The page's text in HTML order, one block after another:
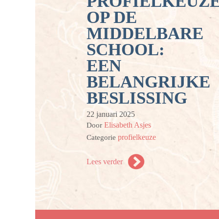
OP DE
MIDDELBARE
SCHOOL:
EEN
BELANGRIJKE
BESLISSING
22 januari 2025
Door Elisabeth Asjes
Categorie profielkeuze
Lees verder